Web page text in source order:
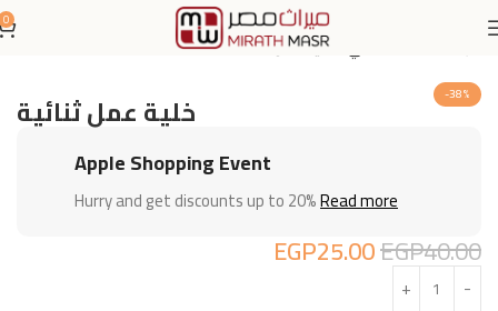
0
خلايا عمل
-38% خلية عمل ثنائية
Apple Shopping Event
Hurry and get discounts up to 20%Read more
EGP40.00
EGP25.00